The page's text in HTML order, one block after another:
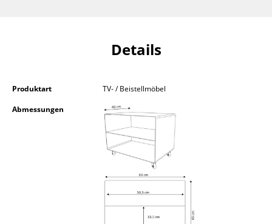
... alle Aufbewahrungsmöbel
Hängeleuchten & Deckenleuchten
Schreibtischleuchten
Stehleuchten & Leseleuchten
Details
Produktart
TV- / Beistellmöbel
Abmessungen